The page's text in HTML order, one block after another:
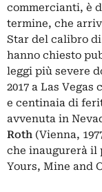
commercianti, è
termine, che
Star del calibro
hanno chiesto
leggi più severe
2017 a Las
e centinaia di
avvenuta in
Roth (Vienna,
che inaugurerà il
Yours, Mine and